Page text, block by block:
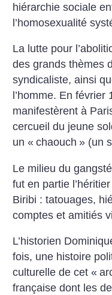
hiérarchie sociale
l’homosexualité
La lutte pour
des grands thèmes
syndicaliste, ainsi
l’homme. En février
manifestèrent à
cercueil du jeune
un « chaouch » (un
Le milieu du
fut en partie l’héritier
Biribi : tatouages,
comptes et amitiés
L’historien
fois, une histoire
culturelle de cet «
française dont les